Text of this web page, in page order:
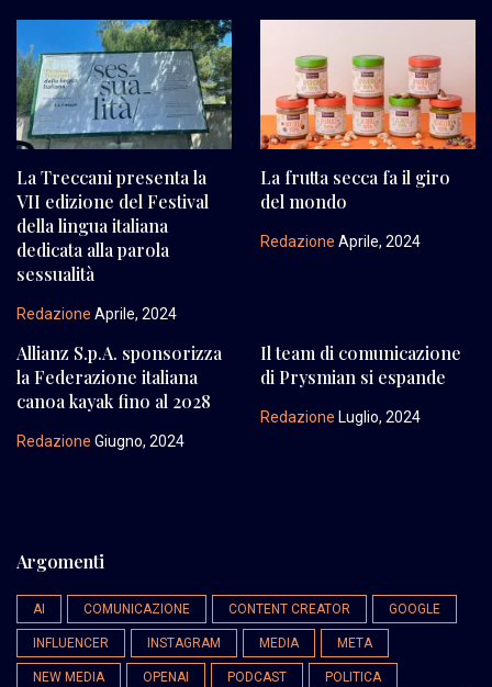
La Treccani presenta la
VII edizione del Festival
della lingua italiana
dedicata alla parola
sessualità
Redazione Aprile, 2024
La frutta secca fa il giro
del mondo
Redazione Aprile, 2024
Allianz S.p.A. sponsorizza
la Federazione italiana
canoa kayak fino al 2028
Redazione Giugno, 2024
Il team di comunicazione
di Prysmian si espande
Redazione Luglio, 2024
Argomenti
AI COMUNICAZIONE CONTENT CREATOR GOOGLE
INFLUENCER INSTAGRAM MEDIA META
NEW MEDIA OPENAI PODCAST POLITICA